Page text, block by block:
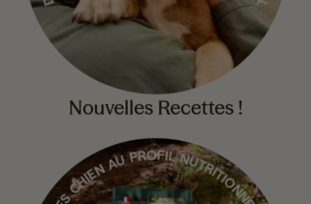
Nouvelles Recettes !